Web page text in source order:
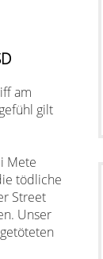
am
gilt
Mete
tödliche
Street
Unser